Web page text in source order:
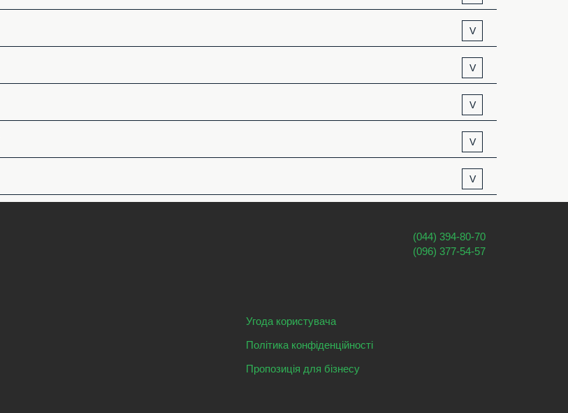
V
V
V
V
V
(044) 394-80-70
(096) 377-54-57
Угода користувача
Політика конфіденційності
Пропозиція для бізнесу